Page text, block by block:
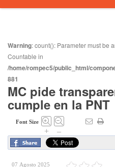
Warning: count(): Parameter must be
Countable in
/home/rompec5/public_html/
881
MC pide
cumple en la PNT
Font Size
+ –
07 Agosto 2025